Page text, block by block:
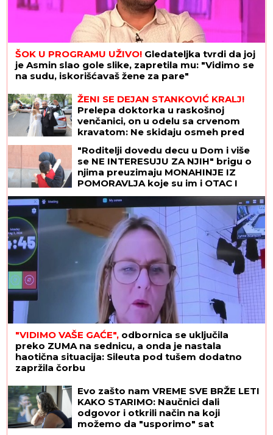
ŠOK U PROGRAMU UŽIVO! Gledateljka tvrdi da joj
je Asmin slao gole slike, zapretila mu: "Vidimo se
na sudu, iskorišćavaš žene za pare"
ŽENI SE DEJAN STANKOVIĆ KRALJ!
Prelepa doktorka u raskošnoj
venčanici, on u odelu sa crvenom
kravatom: Ne skidaju osmeh pred
"Roditelji dovedu decu u Dom i više
se NE INTERESUJU ZA NJIH" brigu o
njima preuzimaju MONAHINJE IZ
POMORAVLJA koje su im i OTAC I
MAJKA! Veruje se da ih SVETA PETKA
ČUVA - priča koju svi treba da znaju
"VIDIMO VAŠE GAĆE", odbornica se uključila
preko ZUMA na sednicu, a onda je nastala
haotična situacija: Sileuta pod tušem dodatno
zapržila čorbu
Evo zašto nam VREME SVE BRŽE LETI
KAKO STARIMO: Naučnici dali
odgovor i otkrili način na koji
možemo da "usporimo" sat